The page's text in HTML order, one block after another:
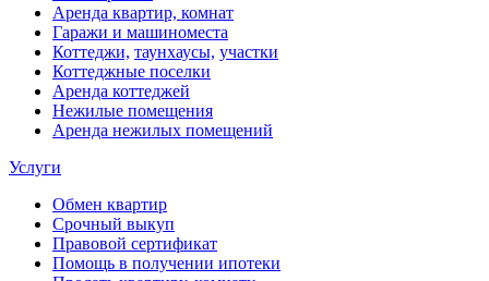
Аренда квартир, комнат
Гаражи и машиноместа
Коттеджи, таунхаусы, участки
Коттеджные поселки
Аренда коттеджей
Нежилые помещения
Аренда нежилых помещений
Услуги
Обмен квартир
Срочный выкуп
Правовой сертификат
Помощь в получении ипотеки